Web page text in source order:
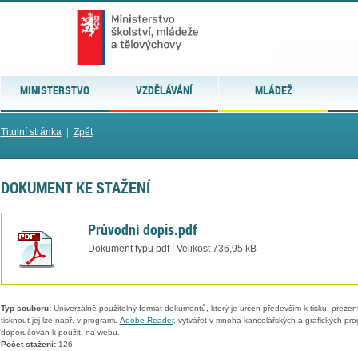
MINISTERSTVO VZDĚLÁVÁNÍ MLÁDEŽ
Titulní stránka| Zpět
DOKUMENT KE STAŽENÍ
Průvodní dopis.pdf
Dokument typu pdf | Velikost 736,95 kB
Typ souboru:Univerzálně použitelný formát dokumentů, který je určen především k tisku,
tisknout jej lze např. v programu Adobe Reader, vytvářet v mnoha kancelářských a grafických
doporučován k použití na webu.
Počet stažení:126